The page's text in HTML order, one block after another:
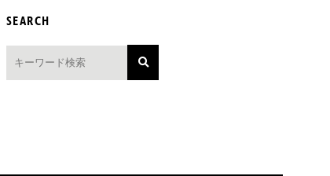
SEARCH